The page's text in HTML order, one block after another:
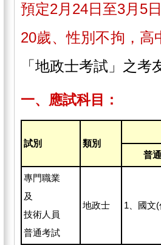
預定2月24日至3月5
20歲、性別不拘，
「地政士考試」之
一、應試科目：
試別
類別
普
專門職業
及
技術人員
普通考試
地政士 1、國文